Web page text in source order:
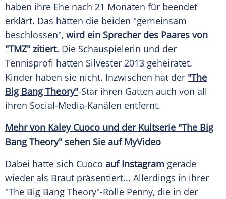
haben ihre Ehe nach 21 Monaten für beendet
erklärt. Das hätten die beiden "gemeinsam
beschlossen", wird ein Sprecher des Paares von
"TMZ" zitiert. Die Schauspielerin und der
Tennisprofi hatten Silvester 2013 geheiratet.
Kinder haben sie nicht. Inzwischen hat der "The
Big Bang Theory"-Star ihren Gatten auch von all
ihren Social-Media-Kanälen entfernt.
Mehr von Kaley Cuoco und der Kultserie "The Big
Bang Theory" sehen Sie auf MyVideo
Dabei hatte sich Cuoco auf Instagram gerade
wieder als Braut präsentiert... Allerdings in ihrer
"The Big Bang Theory"-Rolle Penny, die in der